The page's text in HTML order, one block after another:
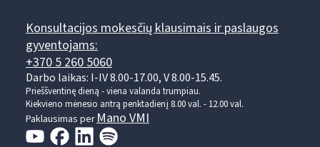
Konsultacijos mokesčių klausimais ir paslaugos
gyventojams:
+370 5 260 5060
Darbo laikas: I-IV 8.00-17.00, V 8.00-15.45.
Prieššventinę dieną - viena valanda trumpiau.
Kiekvieno mėnesio antrą penktadienį 8.00 val. - 12.00 val.
Paklausimas perMano VMI